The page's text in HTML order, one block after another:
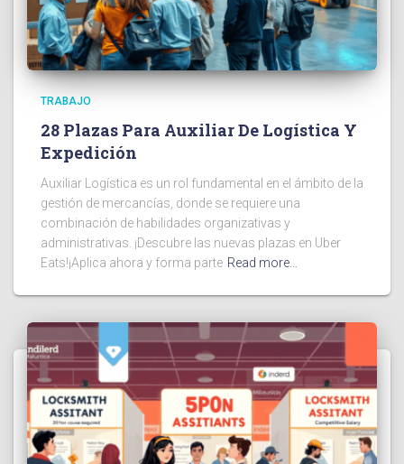
TRABAJO
28 Plazas Para Auxiliar De Logística Y
Expedición
Auxiliar Logística es un rol fundamental en el ámbito de la
gestión de mercancías, donde se requiere una
combinación de habilidades organizativas y
administrativas. ¡Descubre las nuevas plazas en Uber
Eats!¡Aplica ahora y forma parte Read more…